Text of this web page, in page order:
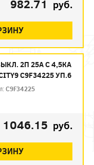
982.71 руб.
2П 25А С 4,5КА
C9F34225 УП.6
C9F34225
1046.15 руб.